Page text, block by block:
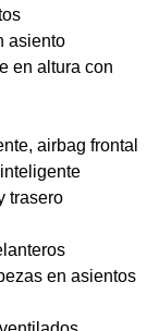
asiento
en altura con
airbag frontal
trasero
en asientos